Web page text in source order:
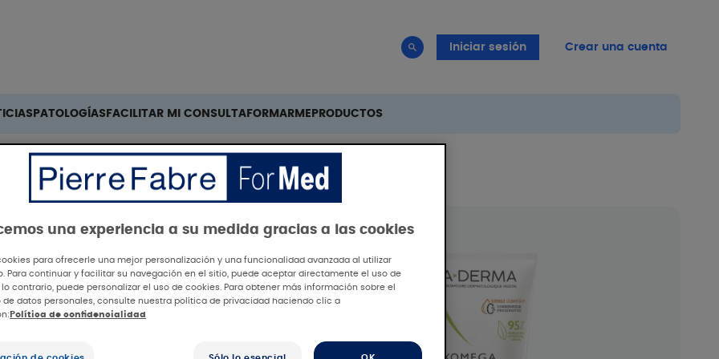
Iniciar sesión Crear una cuenta
PATOLOGÍAS FACILITAR MI CONSULTAFORMARME PRODUCTOS
una experiencia a su medida gracias a las cookies
para ofrecerle una mejor personalización y una funcionalidad avanzada al utilizar
Para continuar y facilitar su navegación en el sitio, puede aceptar directamente el uso de
lo contrario, puede personalizar el uso de cookies. Para obtener más información sobre el
datos personales, consulte nuestra política de privacidad haciendo clic a
Política de confidencialidad